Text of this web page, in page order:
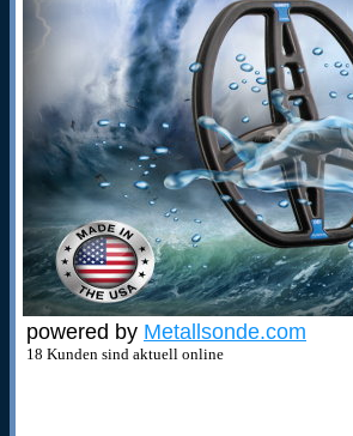
powered by Metallsonde.com
18 Kunden sind aktuell online